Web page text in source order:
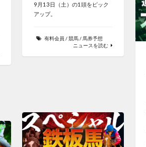
9月13日（土）の1頭をピック
アップ。
有料会員 /競馬/馬券予想
ニュースを読む